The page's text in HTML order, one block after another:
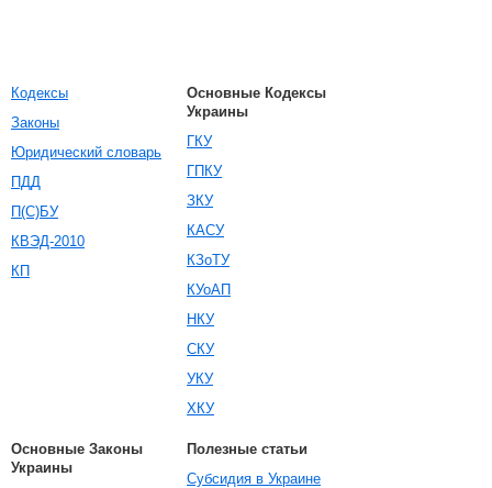
Кодексы
Законы
Юридический словарь
ПДД
П(С)БУ
КВЭД-2010
КП
Основные Кодексы
Украины
ГКУ
ГПКУ
ЗКУ
КАСУ
КЗоТУ
КУоАП
НКУ
СКУ
УКУ
ХКУ
Основные Законы
Украины
Полезные статьи
Субсидия в Украине